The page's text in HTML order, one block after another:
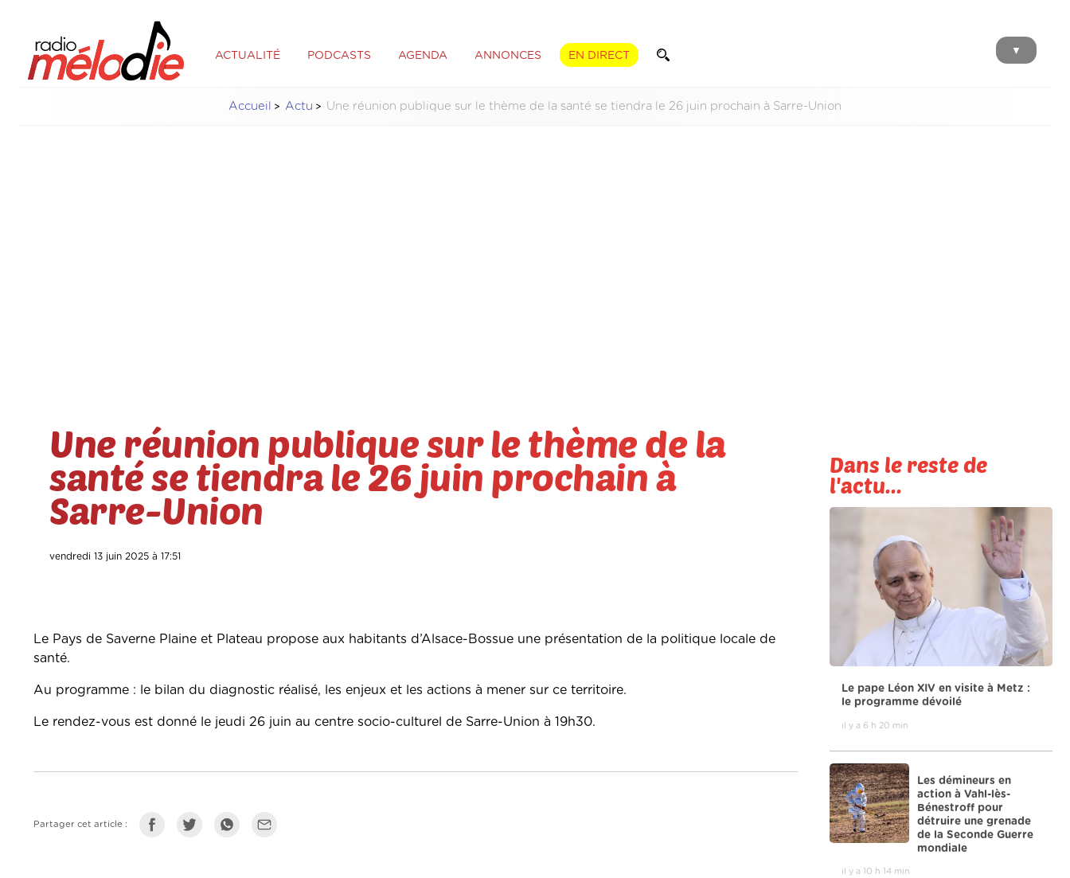
ACTUALITÉ PODCASTS AGENDA ANNONCES EN DIRECT ▼
Accueil Actu Une réunion publique sur le thème de la santé se tiendra le 26 juin prochain à Sarre-Union
Une réunion publique sur le thème de la
santé se tiendra le 26 juin prochain à
Sarre-Union
vendredi 13 juin 2025 à 17:51
Le Pays de Saverne Plaine et Plateau propose aux habitants d’Alsace-Bossue une présentation de la politique locale de
santé.
Au programme : le bilan du diagnostic réalisé, les enjeux et les actions à mener sur ce territoire.
Le rendez-vous est donné le jeudi 26 juin au centre socio-culturel de Sarre-Union à 19h30.
Partager cet article :
Dans le reste de
l'actu...
Le pape Léon XIV en visite à Metz :
le programme dévoilé
il y a 6 h 20 min
Les démineurs en
action à Vahl-lès-
Bénestroff pour
détruire une grenade
de la Seconde Guerre
mondiale
il y a 10 h 14 min